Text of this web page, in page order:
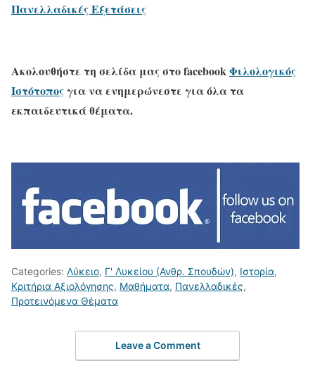
Πανελλαδικές Εξετάσεις
Ακολουθήστε τη σελίδα μας στοfacebookΦιλολογικός
Ιστότοποςγια να ενημερώνεστε για όλα τα
εκπαιδευτικά θέματα.
Categories: Λύκειο, Γ' Λυκείου (Ανθρ. Σπουδών), Ιστορία,
Κριτήρια Αξιολόγησης, Μαθήματα, Πανελλαδικές,
Προτεινόμενα Θέματα
Leave a Comment